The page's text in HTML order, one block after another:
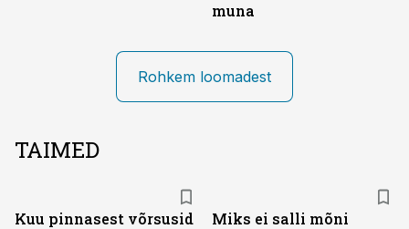
muna
Rohkem loomadest
TAIMED
Kuu pinnasest võrsusid
Miks ei salli mõni